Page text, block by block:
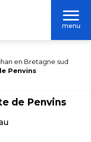
menu
en Bretagne sud
Penvins
de Penvins